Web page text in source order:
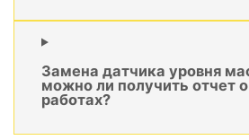
Замена датчика уровня
можно ли получить отчет
работах?